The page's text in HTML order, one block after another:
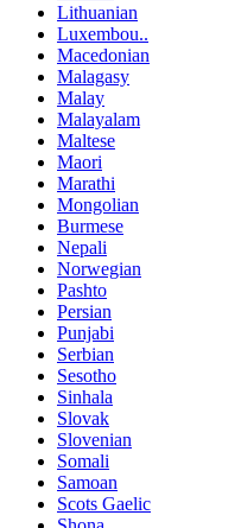
Lithuanian
Luxembou..
Macedonian
Malagasy
Malay
Malayalam
Maltese
Maori
Marathi
Mongolian
Burmese
Nepali
Norwegian
Pashto
Persian
Punjabi
Serbian
Sesotho
Sinhala
Slovak
Slovenian
Somali
Samoan
Scots Gaelic